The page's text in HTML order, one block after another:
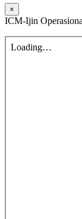
×
ICM-Ijin